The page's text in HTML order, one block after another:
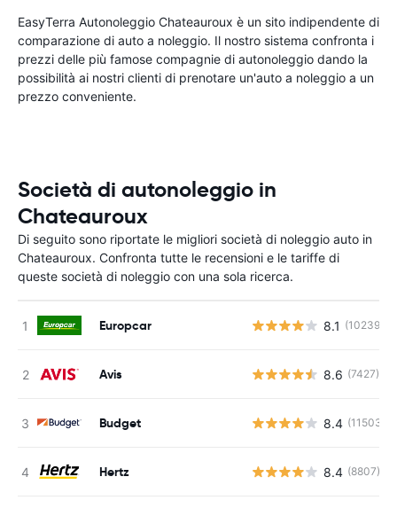
EasyTerra Autonoleggio Chateauroux è un sito indipendente di
comparazione di auto a noleggio. Il nostro sistema confronta i
prezzi delle più famose compagnie di autonoleggio dando la
possibilità ai nostri clienti di prenotare un'auto a noleggio a un
prezzo conveniente.
Società di autonoleggio in
Chateauroux
Di seguito sono riportate le migliori società di noleggio auto in
Chateauroux. Confronta tutte le recensioni e le tariffe di
queste società di noleggio con una sola ricerca.
Europcar 8.1 (10239)
Avis 8.6 (7427)
Budget 8.4 (11503)
Hertz 8.4 (8807)